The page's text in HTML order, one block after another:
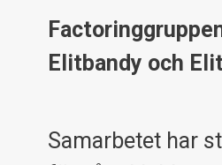
Elitbandy och
Samarbetet har